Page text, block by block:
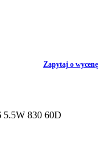
Zapytaj o wycenę
830 60D